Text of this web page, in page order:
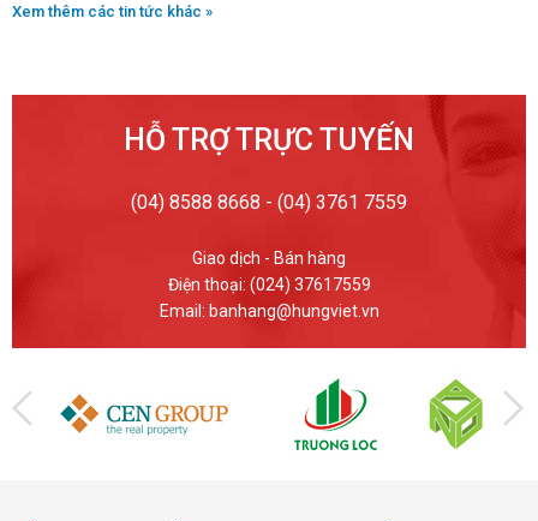
Xem thêm các tin tức khác »
HỖ TRỢ TRỰC TUYẾN
(04) 8588 8668 - (04) 3761 7559
Giao dịch - Bán hàng
Điện thoại: (024) 37617559
Email: banhang@hungviet.vn